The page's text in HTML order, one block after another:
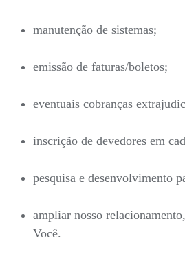
manutenção de sistemas;
emissão de faturas/boletos;
eventuais cobranças
inscrição de devedores em
pesquisa e desenvolvimento
ampliar nosso
Você.